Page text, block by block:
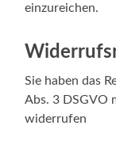
einzureichen.
Sie haben das
Abs. 3 DSGVO
widerrufen